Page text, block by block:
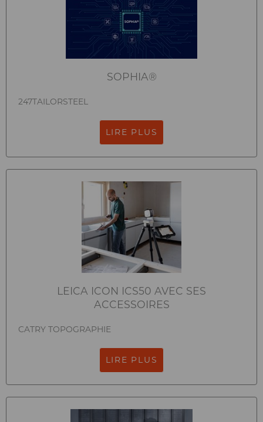
SOPHIA®
247TAILORSTEEL
LIRE PLUS
LEICA ICON ICS50 AVEC SES
ACCESSOIRES
CATRY TOPOGRAPHIE
LIRE PLUS